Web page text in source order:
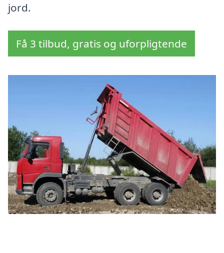
jord.
Få 3 tilbud, gratis og uforpligtende